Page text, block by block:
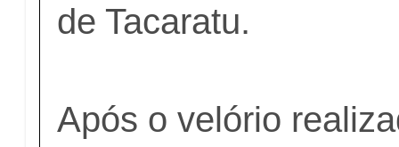
de Tacaratu.
Após o velório